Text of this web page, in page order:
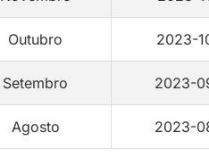
Outubro 2023-
Setembro 2023-
Agosto 2023-